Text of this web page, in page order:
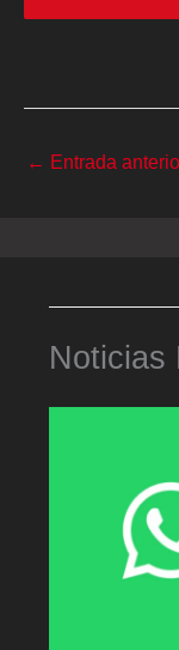
← Entrada
Noticias